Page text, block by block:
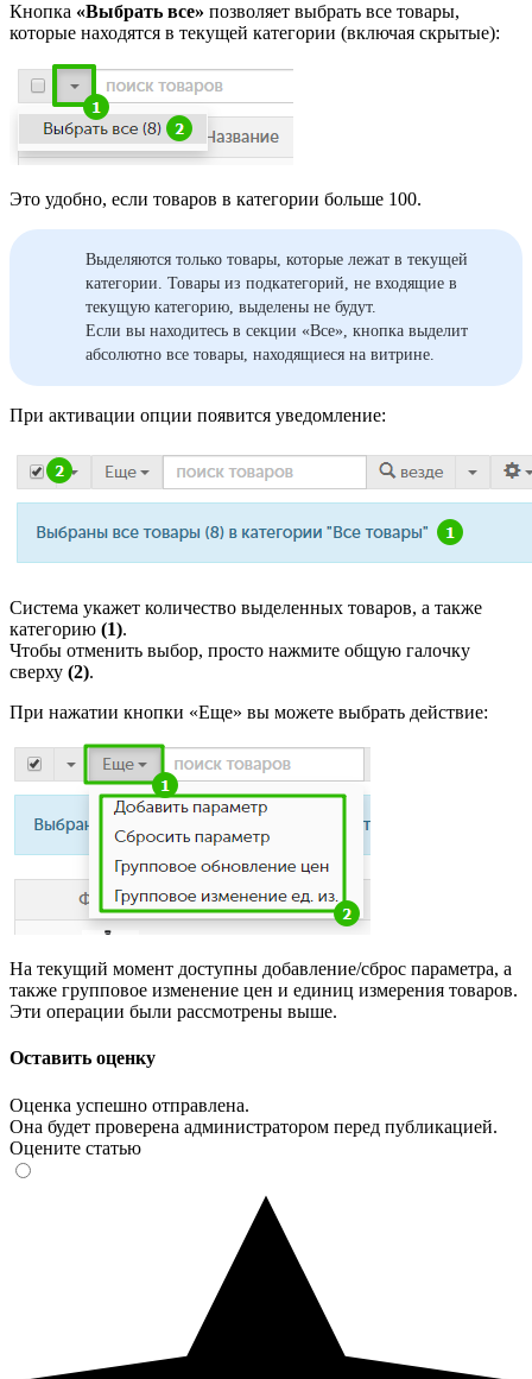
Кнопка «Выбрать все» позволяет выбрать все товары,
которые находятся в текущей категории (включая скрытые):
Это удобно, если товаров в категории больше 100.
Выделяются только товары, которые лежат в текущей
категории. Товары из подкатегорий, не входящие в
текущую категорию, выделены не будут.
Если вы находитесь в секции «Все», кнопка выделит
абсолютно все товары, находящиеся на витрине.
При активации опции появится уведомление:
Система укажет количество выделенных товаров, а также
категорию (1).
Чтобы отменить выбор, просто нажмите общую галочку
сверху (2).
При нажатии кнопки «Еще» вы можете выбрать действие:
На текущий момент доступны добавление/сброс параметра, а
также групповое изменение цен и единиц измерения товаров.
Эти операции были рассмотрены выше.
Оставить оценку
Оценка успешно отправлена.
Она будет проверена администратором перед публикацией.
Оцените статью